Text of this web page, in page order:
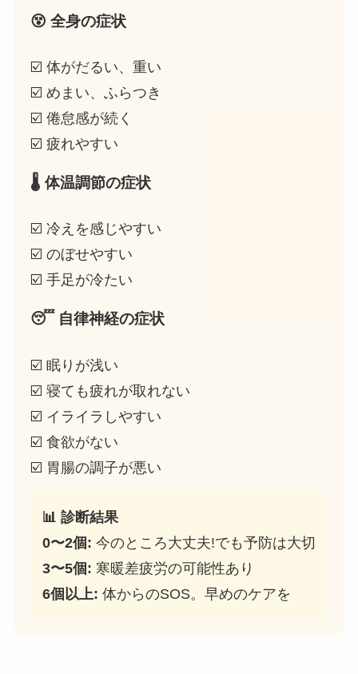
😵 全身の症状
☑️ 体がだるい、重い
☑️ めまい、ふらつき
☑️ 倦怠感が続く
☑️ 疲れやすい
🌡️ 体温調節の症状
☑️ 冷えを感じやすい
☑️ のぼせやすい
☑️ 手足が冷たい
😴 自律神経の症状
☑️ 眠りが浅い
☑️ 寝ても疲れが取れない
☑️ イライラしやすい
☑️ 食欲がない
☑️ 胃腸の調子が悪い
📊 診断結果
0〜2個: 今のところ大丈夫!でも予防は大切
3〜5個: 寒暖差疲労の可能性あり
6個以上: 体からのSOS。早めのケアを